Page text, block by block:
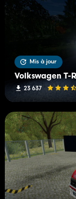
Mis à jour
Volkswagen T-
23 637